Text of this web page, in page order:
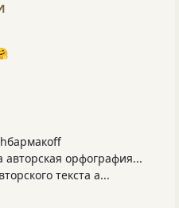
авторская орфография...
текста а...